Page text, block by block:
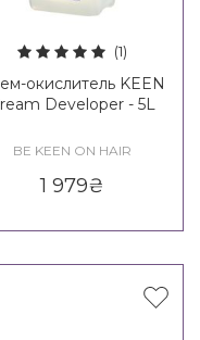
(1)
окислитель KEEN
Developer - 5L
BE KEEN ON HAIR
1 979₴